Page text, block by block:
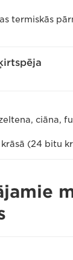
termiskās
ciāna,
(24 bitu